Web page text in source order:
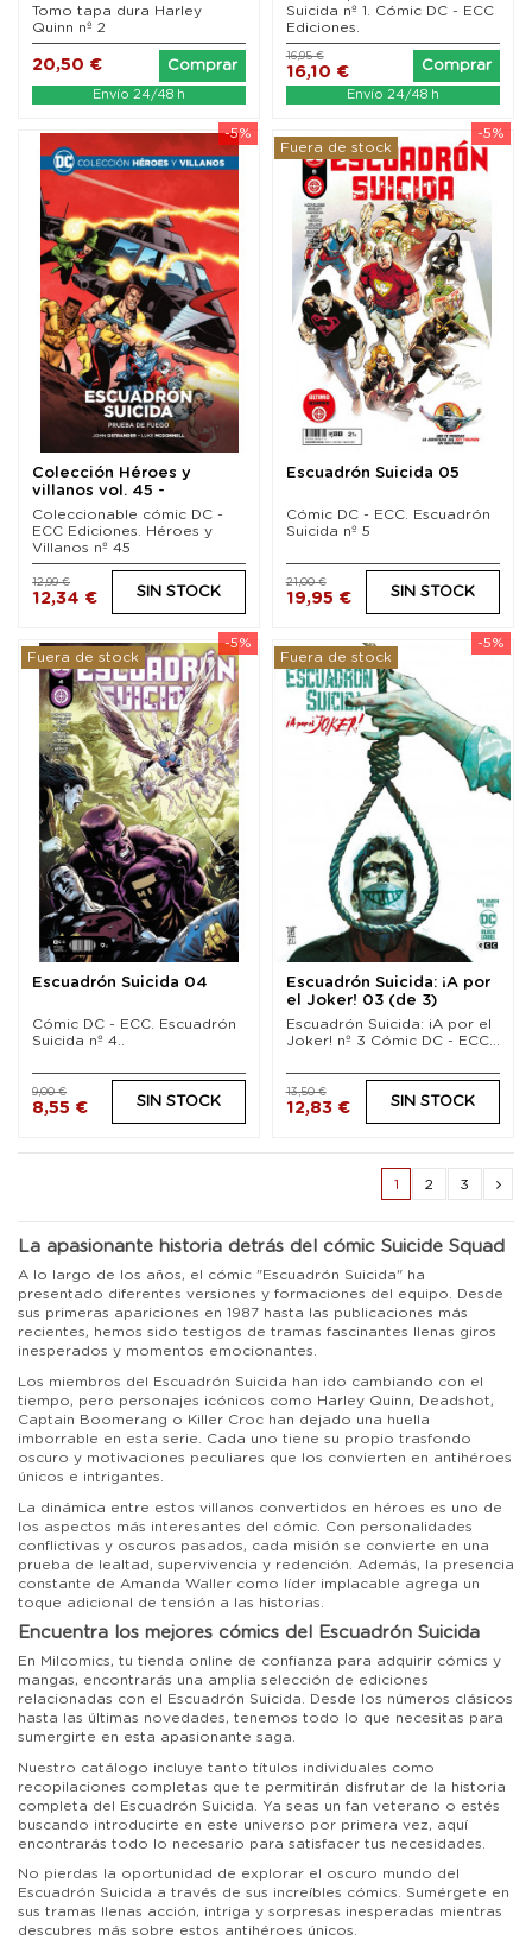
Tomo tapa dura Harley
Quinn nº 2
20,50 € Comprar
Envío 24/48 h
Suicida nº 1. Cómic DC - ECC
Ediciones.
16,10 €
16,95 €
Comprar
Envío 24/48 h
-5%
Colección Héroes y
villanos vol. 45 -
Escuadrón Suicida:...
Coleccionable cómic DC -
ECC Ediciones. Héroes y
Villanos nº 45
12,34 €
12,99 €
SIN STOCK
-5%
Fuera de stock
Escuadrón Suicida 05
Cómic DC - ECC. Escuadrón
Suicida nº 5
19,95 €
21,00 €
SIN STOCK
-5%
Fuera de stock
Escuadrón Suicida 04
Cómic DC - ECC. Escuadrón
Suicida nº 4..
8,55 €
9,00 €
SIN STOCK
-5%
Fuera de stock
Escuadrón Suicida: ¡A por
el Joker! 03 (de 3)
Escuadrón Suicida: ¡A por el
Joker! nº 3 Cómic DC - ECC...
12,83 €
13,50 €
SIN STOCK
1 2 3
La apasionante historia detrás del cómic Suicide Squad
A lo largo de los años, el cómic "Escuadrón Suicida" ha
presentado diferentes versiones y formaciones del equipo. Desde
sus primeras apariciones en 1987 hasta las publicaciones más
recientes, hemos sido testigos de tramas fascinantes llenas giros
inesperados y momentos emocionantes.
Los miembros del Escuadrón Suicida han ido cambiando con el
tiempo, pero personajes icónicos como Harley Quinn, Deadshot,
Captain Boomerang o Killer Croc han dejado una huella
imborrable en esta serie. Cada uno tiene su propio trasfondo
oscuro y motivaciones peculiares que los convierten en antihéroes
únicos e intrigantes.
La dinámica entre estos villanos convertidos en héroes es uno de
los aspectos más interesantes del cómic. Con personalidades
conflictivas y oscuros pasados, cada misión se convierte en una
prueba de lealtad, supervivencia y redención. Además, la presencia
constante de Amanda Waller como líder implacable agrega un
toque adicional de tensión a las historias.
Encuentra los mejores cómics del Escuadrón Suicida
En Milcomics, tu tienda online de confianza para adquirir cómics y
mangas, encontrarás una amplia selección de ediciones
relacionadas con el Escuadrón Suicida. Desde los números clásicos
hasta las últimas novedades, tenemos todo lo que necesitas para
sumergirte en esta apasionante saga.
Nuestro catálogo incluye tanto títulos individuales como
recopilaciones completas que te permitirán disfrutar de la historia
completa del Escuadrón Suicida. Ya seas un fan veterano o estés
buscando introducirte en este universo por primera vez, aquí
encontrarás todo lo necesario para satisfacer tus necesidades.
No pierdas la oportunidad de explorar el oscuro mundo del
Escuadrón Suicida a través de sus increíbles cómics. Sumérgete en
sus tramas llenas acción, intriga y sorpresas inesperadas mientras
descubres más sobre estos antihéroes únicos.